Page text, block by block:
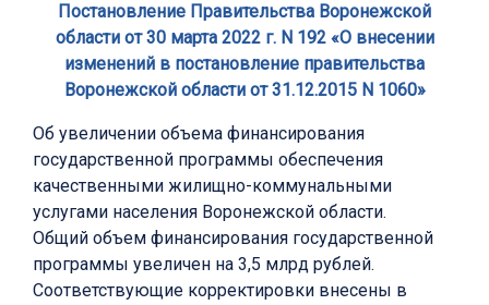
Постановление Правительства Воронежской
области от 30 марта 2022 г. N 192 «О внесении
изменений в постановление правительства
Воронежской области от 31.12.2015 N 1060»
Об увеличении объема финансирования
государственной программы обеспечения
качественными жилищно-коммунальными
услугами населения Воронежской области.
Общий объем финансирования государственной
программы увеличен на 3,5 млрд рублей.
Соответствующие корректировки внесены в